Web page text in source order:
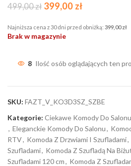
499,00zł 399,00 zł
Najniższa cena z 30 dni przed obniżką: 399,00zł
Brak w magazynie
8 Ilość osób oglądających ten
SKU: FAZT_V_KO3D3SZ_SZBE
Kategorie: Ciekawe Komody Do Salonu
, Eleganckie Komody Do Salonu,
RTV, Komoda Z Drzwiami I Szufladami,
Szufladami, Komoda Z Szufladą Na
Szufladami 120 cm, Komoda Z